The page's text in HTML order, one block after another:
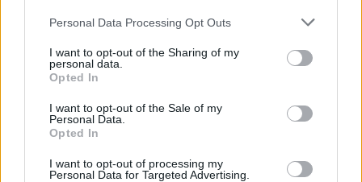
Personal Data Processing Opt Outs
I want to opt-out of the Sharing of my
personal data.
Opted In
I want to opt-out of the Sale of my
Personal Data.
Opted In
I want to opt-out of processing my
Personal Data for Targeted Advertising.